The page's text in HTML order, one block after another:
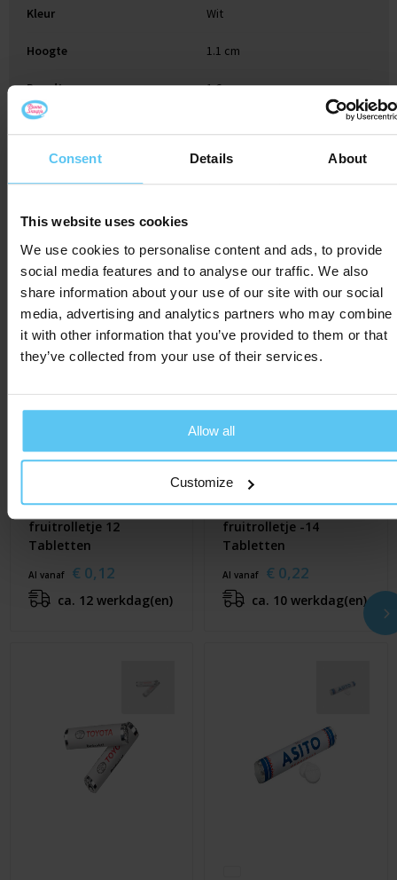
Consent Details About
This website uses cookies
We use cookies to personalise content and ads, to provide
social media features and to analyse our traffic. We also
share information about your use of our site with our social
media, advertising and analytics partners who may combine
it with other information that you’ve provided to them or that
they’ve collected from your use of their services.
Allow all
Customize
Kleur Wit
Hoogte 1.1 cm
Breedte 1.6 cm
Lengte
Gerelateerde producten
Pepermunt- of
fruitrolletje 12
Tabletten
Al vanaf € 0,12
ca. 12 werkdag(en)
Pepermunt- of
fruitrolletje -14
Tabletten
Al vanaf € 0,22
ca. 10 werkdag(en)